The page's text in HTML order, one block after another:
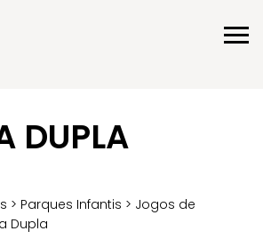
DUPLA
> Parques Infantis > Jogos de
Dupla